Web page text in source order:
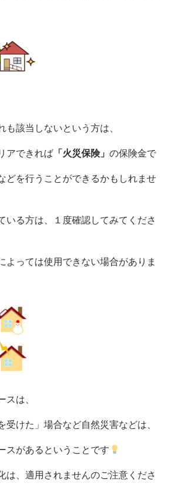
も該当しないという方は、
アできれば 「火災保険」 の保険金で
どを行うことができるかもしれませ
いる方は、１度確認してみてくださ
よっては使用できない場合がありま
スは、
受けた」場合など自然災害などは、
スがあるということです
は、適用されませんのご注意くださ